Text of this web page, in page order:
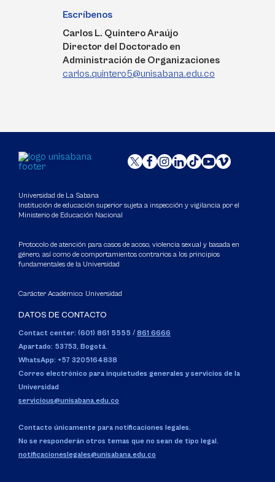
Escríbenos
Carlos L. Quintero Araújo
Director del Doctorado en
Administración de Organizaciones
carlos.quintero5@unisabana.edu.co
Universidad de La Sabana
Institución de educación superior sujeta a inspección y vigilancia por el
Ministerio de Educación Nacional
Protocolo de atención para casos de acoso, violencia sexual y basada en
género, así como de comportamientos contrarios a los principios
fundamentales de la Universidad
Carácter Académico: Universidad
DATOS DE CONTACTO
Contact center: (601) 861 5555 / 861 6666
Apartado: 53753, Bogotá.
WhatsApp: +57 3205164838
Correo electrónico para inquietudes generales y servicios de la
Universidad
servicious@unisabana.edu.co
Contacto únicamente para notificaciones legales.
No se responderán otros temas que no sean de tipo legal.
notificacioneslegales@unisabana.edu.co